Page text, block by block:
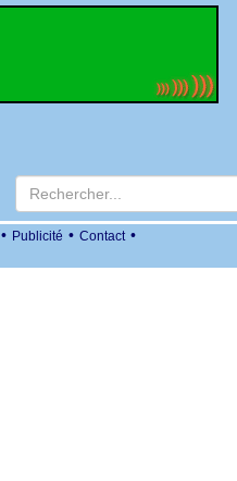
• Publicité • Contact •